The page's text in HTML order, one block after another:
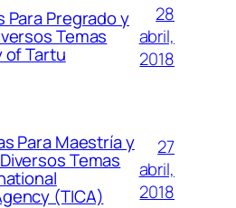
Para Pregrado y
Temas
of Tartu
28
abril,
2018
Para Maestría y
Temas
(TICA)
27
abril,
2018